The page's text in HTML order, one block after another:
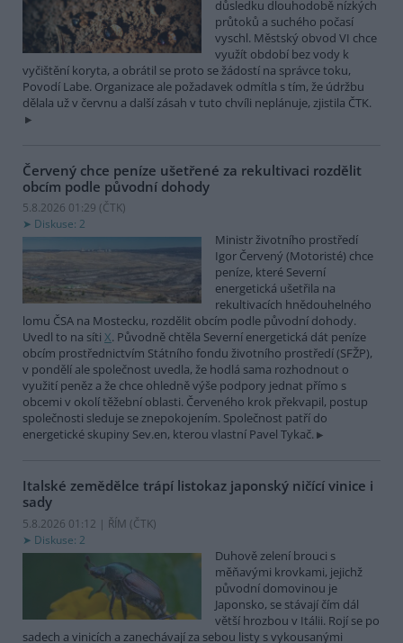
důsledku dlouhodobě nízkých
průtoků a suchého počasí
vyschl. Městský obvod VI chce
využít období bez vody k
vyčištění koryta, a obrátil se proto se žádostí na správce toku,
Povodí Labe. Organizace ale požadavek odmítla s tím, že údržbu
dělala už v červnu a další zásah v tuto chvíli neplánuje, zjistila ČTK.
Červený chce peníze ušetřené za rekultivaci rozdělit
obcím podle původní dohody
5.8.2026 01:29 (ČTK)
Diskuse: 2
Ministr životního prostředí
Igor Červený (Motoristé) chce
peníze, které Severní
energetická ušetřila na
rekultivacích hnědouhelného
lomu ČSA na Mostecku, rozdělit obcím podle původní dohody.
Uvedl to na síti X. Původně chtěla Severní energetická dát peníze
obcím prostřednictvím Státního fondu životního prostředí (SFŽP),
v pondělí ale společnost uvedla, že hodlá sama rozhodnout o
využití peněz a že chce ohledně výše podpory jednat přímo s
obcemi v okolí těžební oblasti. Červeného krok překvapil, postup
společnosti sleduje se znepokojením. Společnost patří do
energetické skupiny Sev.en, kterou vlastní Pavel Tykač.
Italské zemědělce trápí listokaz japonský ničící vinice i
sady
5.8.2026 01:12 | ŘÍM (ČTK)
Diskuse: 2
Duhově zelení brouci s
měňavými krovkami, jejichž
původní domovinou je
Japonsko, se stávají čím dál
větší hrozbou v Itálii. Rojí se po
sadech a vinicích a zanechávají za sebou listy s vykousanými